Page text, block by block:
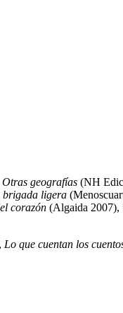
Otras geografías (NH
brigada ligera
corazón (Algaida 2007),
Lo que cuentan los